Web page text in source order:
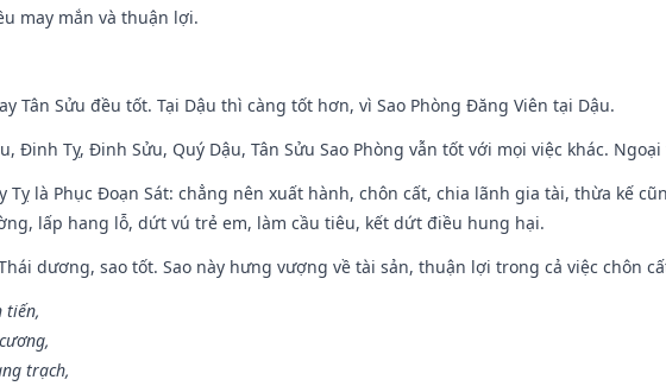
may mắn và thuận lợi.
Tân Sửu đều tốt. Tại Dậu thì càng tốt hơn, vì Sao Phòng Đăng Viên tại Dậu.
Đinh Tỵ, Đinh Sửu, Quý Dậu, Tân Sửu Sao Phòng vẫn tốt với mọi việc khác.
Tỵ là Phục Đoạn Sát: chẳng nên xuất hành, chôn cất, chia lãnh gia tài, thừa kế
lấp hang lỗ, dứt vú trẻ em, làm cầu tiêu, kết dứt điều hung hại.
dương, sao tốt. Sao này hưng vượng về tài sản, thuận lợi trong cả việc chôn
tiến,
trạch,